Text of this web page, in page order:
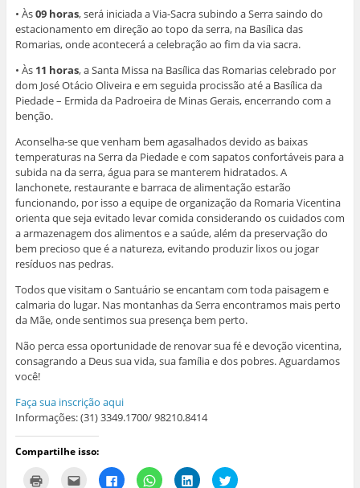
• Às09 horas, será iniciada a Via-Sacra subindo a Serra saindo do
estacionamento em direção ao topo da serra, na Basílica das
Romarias, onde acontecerá a celebração ao fim da via sacra.
• Às 11 horas, a Santa Missa na Basílica das Romarias celebrado por
dom José Otácio Oliveira e em seguida procissão até a Basílica da
Piedade – Ermida da Padroeira de Minas Gerais, encerrando com a
benção.
Aconselha-se que venham bem agasalhados devido as baixas
temperaturas na Serra da Piedade e com sapatos confortáveis para a
subida na da serra, água para se manterem hidratados. A
lanchonete, restaurante e barraca de alimentação estarão
funcionando, por isso a equipe de organização da Romaria Vicentina
orienta que seja evitado levar comida considerando os cuidados com
a armazenagem dos alimentos e a saúde, além da preservação do
bem precioso que é a natureza, evitando produzir lixos ou jogar
resíduos nas pedras.
Todos que visitam o Santuário se encantam com toda paisagem e
calmaria do lugar. Nas montanhas da Serra encontramos mais perto
da Mãe, onde sentimos sua presença bem perto.
Não perca essa oportunidade de renovar sua fé e devoção vicentina,
consagrando a Deus sua vida, sua família e dos pobres. Aguardamos
você!
Faça sua inscrição aqui
Informações: (31) 3349.1700/ 98210.8414
Compartilhe isso:
C C C C